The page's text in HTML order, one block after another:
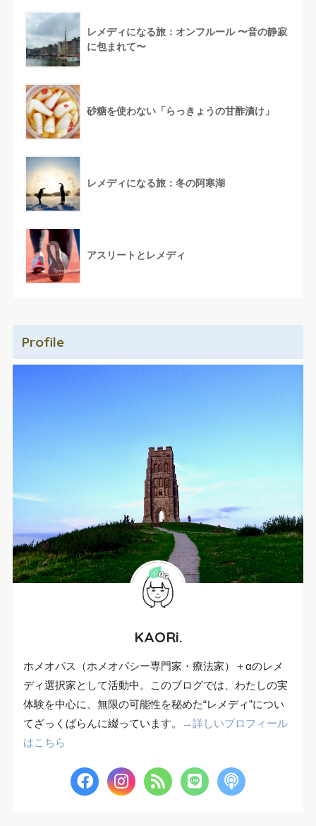
レメディになる旅：オンフルール 〜音の静寂
に包まれて〜
砂糖を使わない「らっきょうの甘酢漬け」
レメディになる旅：冬の阿寒湖
アスリートとレメディ
Profile
KAORi.
ホメオパス（ホメオパシー専門家・療法家）＋αのレメ
ディ選択家として活動中。このブログでは、わたしの実
体験を中心に、無限の可能性を秘めた“レメディ”につい
てざっくばらんに綴っています。
→詳しいプロフィール
はこちら